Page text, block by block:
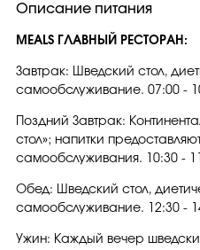
Описание питания
MEALS ГЛАВНЫЙ РЕСТОРАН:
Завтрак: Шведский стол,
самообслуживание. 07:00 -
Поздний Завтрак:
стол»; напитки
самообслуживания. 10:30 -
Обед: Шведский стол,
самообслуживание. 12:30 -
Ужин: Каждый вечер